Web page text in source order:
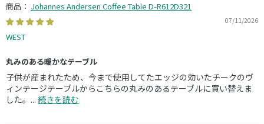
Johannes Andersen Coffee Table D-R612D321
07/11/2026
WEST
丸みのある暖かなテーブル
子供が産まれたため、今まで使用してたエッジの効いたチークのヴ
ィンテージテーブルからこちらの丸みのあるテーブルに買い替えま
した。... 続きを読む